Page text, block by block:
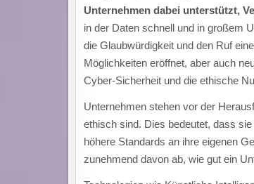
Unternehmen dabei unterstützt,
in der Daten schnell und in großem
die Glaubwürdigkeit und den Ruf
Möglichkeiten eröffnet, aber auch
Cyber-Sicherheit und die ethische
Unternehmen stehen vor der
ethisch sind. Dies bedeutet, dass
höhere Standards an ihre eigenen
zunehmend davon ab, wie gut ein